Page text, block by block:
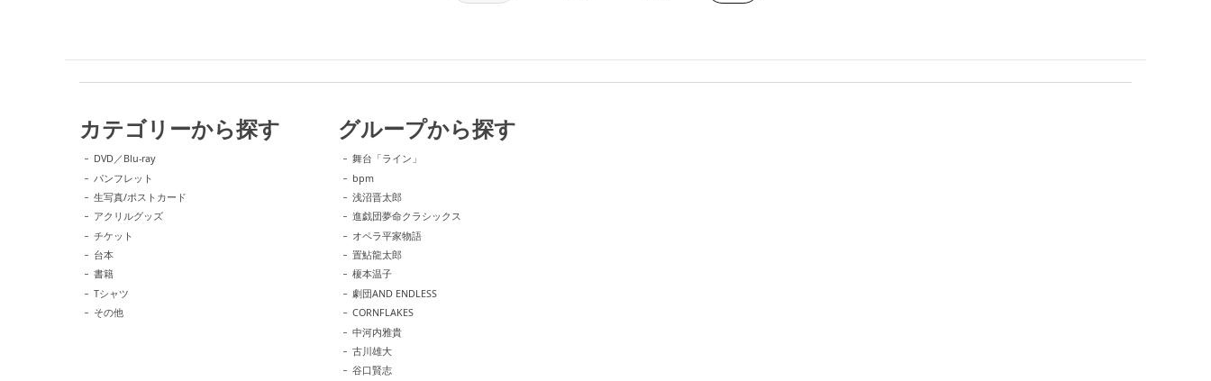
カテゴリーから探す
DVD／Blu-ray
パンフレット
生写真/ポストカード
アクリルグッズ
チケット
台本
書籍
Tシャツ
その他
グループから探す
舞台「ライン」
bpm
浅沼晋太郎
進戯団夢命クラシックス
オペラ平家物語
置鮎龍太郎
榎本温子
劇団AND ENDLESS
CORNFLAKES
中河内雅貴
古川雄大
谷口賢志